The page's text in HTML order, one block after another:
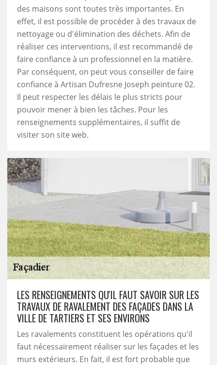
des maisons sont toutes très importantes. En
effet, il est possible de procéder à des travaux de
nettoyage ou d'élimination des déchets. Afin de
réaliser ces interventions, il est recommandé de
faire confiance à un professionnel en la matière.
Par conséquent, on peut vous conseiller de faire
confiance à Artisan Dufresne Joseph peinture 02.
Il peut respecter les délais le plus stricts pour
pouvoir mener à bien les tâches. Pour les
renseignements supplémentaires, il suffit de
visiter son site web.
LES RENSEIGNEMENTS QU'IL FAUT SAVOIR SUR LES
TRAVAUX DE RAVALEMENT DES FAÇADES DANS LA
VILLE DE TARTIERS ET SES ENVIRONS
Les ravalements constituent les opérations qu'il
faut nécessairement réaliser sur les façades et les
murs extérieurs. En fait, il est fort probable que